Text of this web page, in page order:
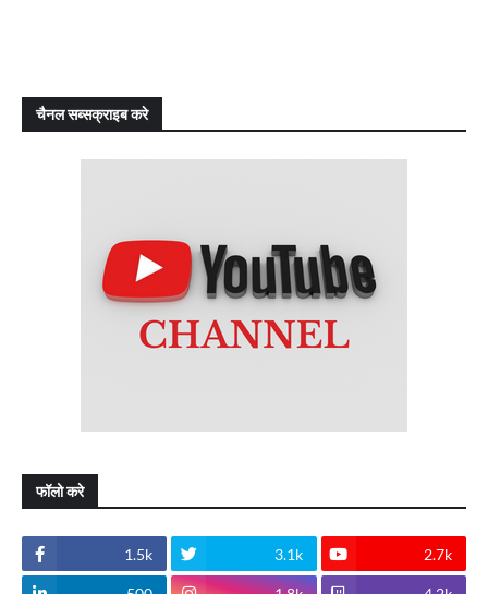
चैनल सब्सक्राइब करे
फॉलो करे
1.5k 3.1k 2.7k